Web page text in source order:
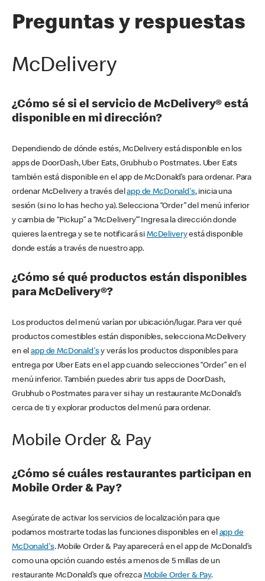
Preguntas y respuestas
McDelivery
¿Cómo sé si el servicio de McDelivery® está
disponible en mi dirección?
Dependiendo de dónde estés, McDelivery está disponible en los
apps de DoorDash, Uber Eats, Grubhub o Postmates. Uber Eats
también está disponible en el app de McDonald’s para ordenar. Para
ordenar McDelivery a través delapp de McDonald's, inicia una
sesión (si no lo has hecho ya). Selecciona “Order” del menú inferior
y cambia de “Pickup” a “McDelivery’” Ingresa la dirección donde
quieres la entrega y se te notificará si McDeliveryestá disponible
donde estás a través de nuestro app.
¿Cómo sé qué productos están disponibles
para McDelivery®?
Los productos del menú varían por ubicación/lugar. Para ver qué
productos comestibles están disponibles, selecciona McDelivery
en elapp de McDonald'sy verás los productos disponibles para
entrega por Uber Eats en el app cuando selecciones “Order” en el
menú inferior. También puedes abrir tus apps de DoorDash,
Grubhub o Postmates para ver si hay un restaurante McDonald’s
cerca de ti y explorar productos del menú para ordenar.
Mobile Order & Pay
¿Cómo sé cuáles restaurantes participan en
Mobile Order & Pay?
Asegúrate de activar los servicios de localización para que
podamos mostrarte todas las funciones disponibles en el app de
McDonald's. Mobile Order & Pay aparecerá en el app de McDonald’s
como una opción cuando estés a menos de 5 millas de un
restaurante McDonald’s que ofrezca Mobile Order & Pay.